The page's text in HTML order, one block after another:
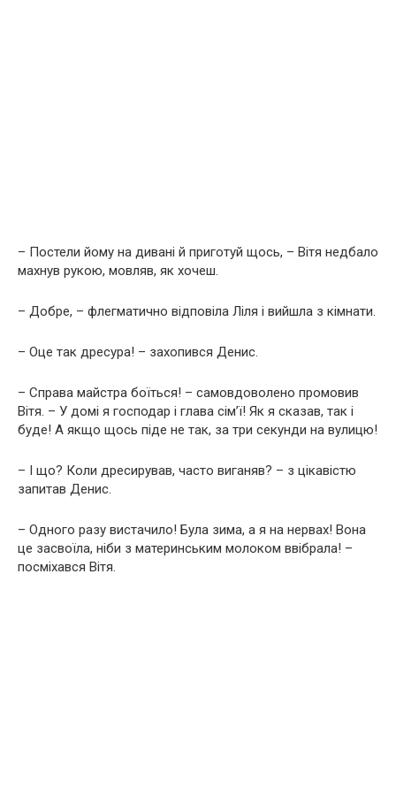
– Постели йому на дивані й приготуй щось, – Вітя недбало
махнув рукою, мовляв, як хочеш.
– Добре, – флегматично відповіла Ліля і вийшла з кімнати.
– Оце так дресура! – захопився Денис.
– Справа майстра боїться! – самовдоволено промовив
Вітя. – У домі я господар і глава сім’ї! Як я сказав, так і
буде! А якщо щось піде не так, за три секунди на вулицю!
– І що? Коли дресирував, часто виганяв? – з цікавістю
запитав Денис.
– Одного разу вистачило! Була зима, а я на нервах! Вона
це засвоїла, ніби з материнським молоком ввібрала! –
посміхався Вітя.